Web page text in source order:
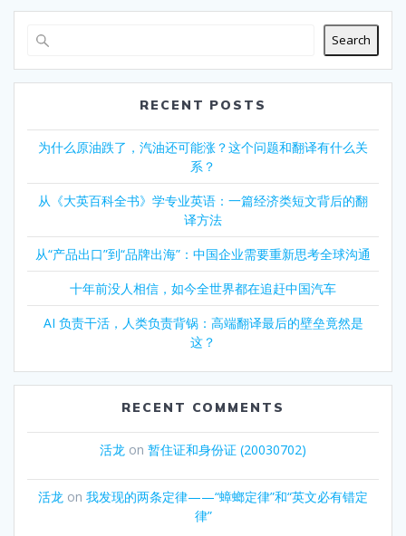
Search
RECENT POSTS
为什么原油跌了，汽油还可能涨？这个问题和翻译有什么关
系？
从《大英百科全书》学专业英语：一篇经济类短文背后的翻
译方法
从“产品出口”到“品牌出海”：中国企业需要重新思考全球沟通
十年前没人相信，如今全世界都在追赶中国汽车
AI 负责干活，人类负责背锅：高端翻译最后的壁垒竟然是
这？
RECENT COMMENTS
活龙 on 暂住证和身份证 (20030702)
活龙 on 我发现的两条定律——“蟑螂定律”和“英文必有错定
律”